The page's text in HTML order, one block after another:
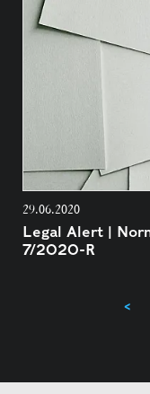
29.06.2020
Legal Alert |
7/2020-R
<